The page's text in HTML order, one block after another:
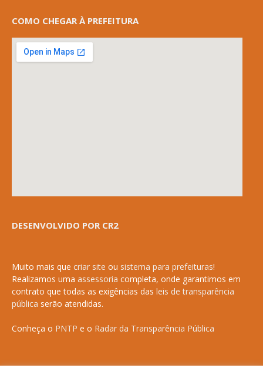
COMO CHEGAR À PREFEITURA
DESENVOLVIDO POR CR2
Muito mais que criar site ou sistema para prefeituras!
Realizamos uma assessoria completa, onde garantimos em
contrato que todas as exigências das leis de transparência
pública serão atendidas.
Conheça o PNTP e o Radar da Transparência Pública